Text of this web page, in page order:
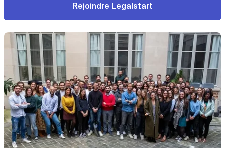
Rejoindre Legalstart